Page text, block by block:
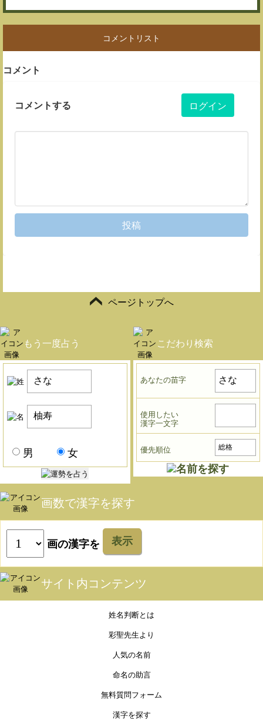
コメントリスト
コメント
コメントする ログイン
投稿
ページトップへ
もう一度占う
男 女
こだわり検索
あなたの苗字
使用したい
漢字一文字
優先順位
画数で漢字を探す
画の漢字を 表示
サイト内コンテンツ
姓名判断とは
彩聖先生より
人気の名前
命名の助言
無料質問フォーム
漢字を探す